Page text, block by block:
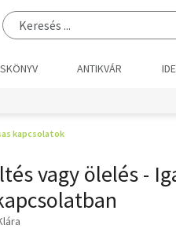
ANTIKVÁR
kapcsolatok
vagy ölelés -